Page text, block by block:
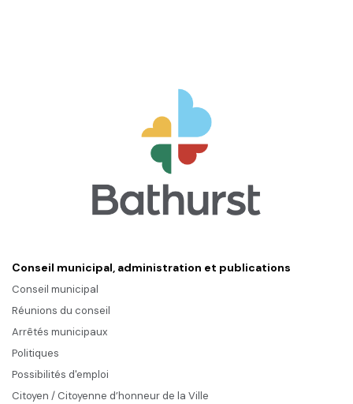
Conseil municipal, administration et publications
Conseil municipal
Réunions du conseil
Arrêtés municipaux
Politiques
Possibilités d'emploi
Citoyen / Citoyenne d’honneur de la Ville